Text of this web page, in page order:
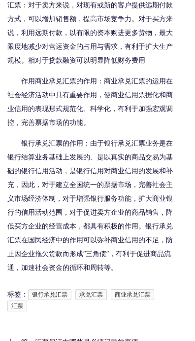
汇票：对于卖方来说，对现有或新的客户提供远期付款
方式，可以增加销售额，提高市场竞争力。对于买方来
说，利用远期付款，以有限的资本购进更多货物，最大
限度地减少对营运资金的占用与需求，有利于扩大生产
规模。相对于贷款融资可以明显降低财务费用
作用商业承兑汇票的作用：商业承兑汇票的运用在
社会经济活动中具有重要作用，使商业信用票据化和商
业信用的表现形式规范化、科学化，有利于加强宏观调
控，完善票据市场的功能。
银行承兑汇票的作用：由于银行承兑汇票业务是在
银行结算业务基础上发展的、是以真实的商品交易为基
础的银行信用活动，是银行信用对商业信用的发展和补
充，因此，对于建立全国统一的票据市场，完善社会主
义市场经济体制，对于增强银行服务功能，扩大商业银
行的信用活动范围，对于促进卖方企业的商品销售，降
低买方企业的经营成本，都具有积极的作用。银行承兑
汇票在国民经济中的作用可以弥补商业信用的不足，防
止因企业拖欠货款而形成“三角债”，有利于促进商品流
通，加速社会资金的循环和周转等。
标签： 银行承兑汇票 承兑汇票
商业承兑汇票
汇票